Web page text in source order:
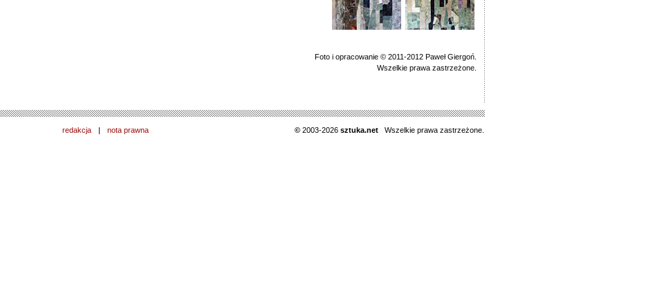
Foto i opracowanie © 2011-2012 Paweł Giergoń.
Wszelkie prawa zastrzeżone.
redakcja | nota prawna © 2003-2026 sztuka.net Wszelkie prawa zastrzeżone.